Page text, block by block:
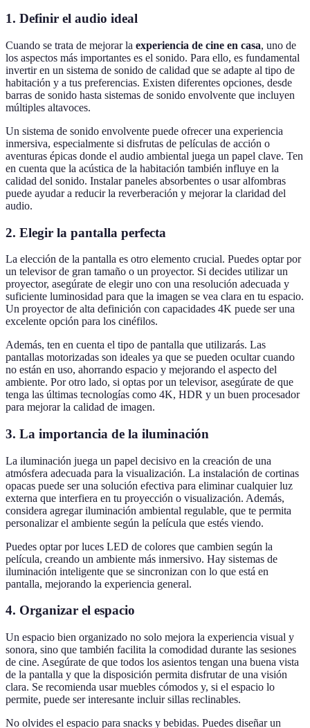
1. Definir el audio ideal
Cuando se trata de mejorar la experiencia de cine en casa, uno de
los aspectos más importantes es el sonido. Para ello, es fundamental
invertir en un sistema de sonido de calidad que se adapte al tipo de
habitación y a tus preferencias. Existen diferentes opciones, desde
barras de sonido hasta sistemas de sonido envolvente que incluyen
múltiples altavoces.
Un sistema de sonido envolvente puede ofrecer una experiencia
inmersiva, especialmente si disfrutas de películas de acción o
aventuras épicas donde el audio ambiental juega un papel clave. Ten
en cuenta que la acústica de la habitación también influye en la
calidad del sonido. Instalar paneles absorbentes o usar alfombras
puede ayudar a reducir la reverberación y mejorar la claridad del
audio.
2. Elegir la pantalla perfecta
La elección de la pantalla es otro elemento crucial. Puedes optar por
un televisor de gran tamaño o un proyector. Si decides utilizar un
proyector, asegúrate de elegir uno con una resolución adecuada y
suficiente luminosidad para que la imagen se vea clara en tu espacio.
Un proyector de alta definición con capacidades 4K puede ser una
excelente opción para los cinéfilos.
Además, ten en cuenta el tipo de pantalla que utilizarás. Las
pantallas motorizadas son ideales ya que se pueden ocultar cuando
no están en uso, ahorrando espacio y mejorando el aspecto del
ambiente. Por otro lado, si optas por un televisor, asegúrate de que
tenga las últimas tecnologías como 4K, HDR y un buen procesador
para mejorar la calidad de imagen.
3. La importancia de la iluminación
La iluminación juega un papel decisivo en la creación de una
atmósfera adecuada para la visualización. La instalación de cortinas
opacas puede ser una solución efectiva para eliminar cualquier luz
externa que interfiera en tu proyección o visualización. Además,
considera agregar iluminación ambiental regulable, que te permita
personalizar el ambiente según la película que estés viendo.
Puedes optar por luces LED de colores que cambien según la
película, creando un ambiente más inmersivo. Hay sistemas de
iluminación inteligente que se sincronizan con lo que está en
pantalla, mejorando la experiencia general.
4. Organizar el espacio
Un espacio bien organizado no solo mejora la experiencia visual y
sonora, sino que también facilita la comodidad durante las sesiones
de cine. Asegúrate de que todos los asientos tengan una buena vista
de la pantalla y que la disposición permita disfrutar de una visión
clara. Se recomienda usar muebles cómodos y, si el espacio lo
permite, puede ser interesante incluir sillas reclinables.
No olvides el espacio para snacks y bebidas. Puedes diseñar un